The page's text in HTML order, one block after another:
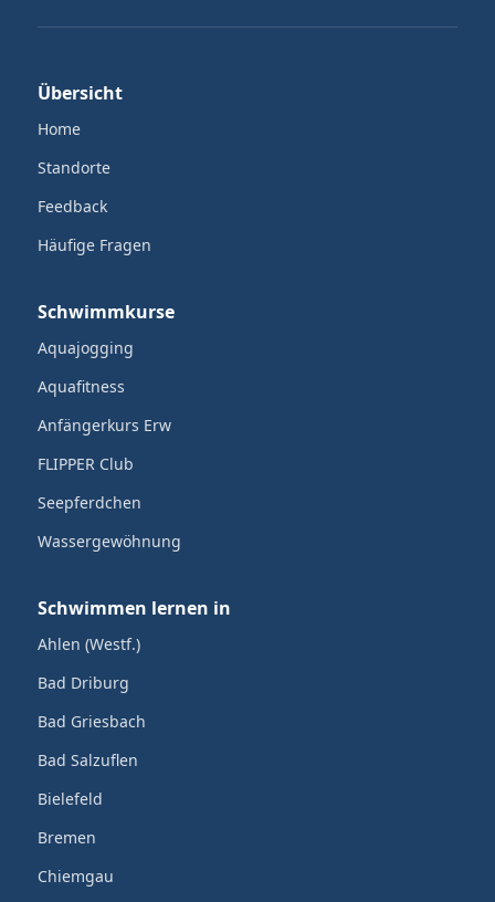
Übersicht
Home
Standorte
Feedback
Häufige Fragen
Schwimmkurse
Aquajogging
Aquafitness
Anfängerkurs Erw
FLIPPER Club
Seepferdchen
Wassergewöhnung
Schwimmen lernen in
Ahlen (Westf.)
Bad Driburg
Bad Griesbach
Bad Salzuflen
Bielefeld
Bremen
Chiemgau